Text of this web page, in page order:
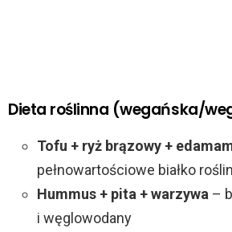
Dieta roślinna (wegańska/
Tofu + ryż brązowy +
pełnowartościowe białko
Hummus + pita + warzywa –
i węglowodany